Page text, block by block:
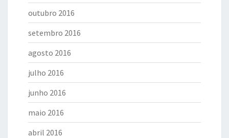
outubro 2016
setembro 2016
agosto 2016
julho 2016
junho 2016
maio 2016
abril 2016